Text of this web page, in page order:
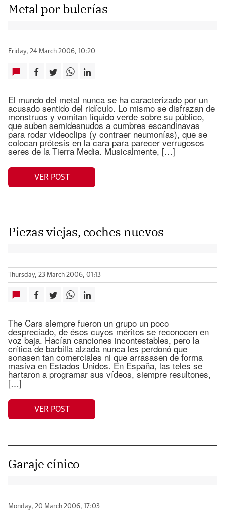
Metal por bulerías
Friday, 24 March 2006, 10:20
El mundo del metal nunca se ha caracterizado por un
acusado sentido del ridículo. Lo mismo se disfrazan de
monstruos y vomitan líquido verde sobre su público,
que suben semidesnudos a cumbres escandinavas
para rodar videoclips (y contraer neumonías), que se
colocan prótesis en la cara para parecer verrugosos
seres de la Tierra Media. Musicalmente, […]
VER POST
Piezas viejas, coches nuevos
Thursday, 23 March 2006, 01:13
The Cars siempre fueron un grupo un poco
despreciado, de ésos cuyos méritos se reconocen en
voz baja. Hacían canciones incontestables, pero la
crítica de barbilla alzada nunca les perdonó que
sonasen tan comerciales ni que arrasasen de forma
masiva en Estados Unidos. En España, las teles se
hartaron a programar sus vídeos, siempre resultones,
[…]
VER POST
Garaje cínico
Monday, 20 March 2006, 17:03